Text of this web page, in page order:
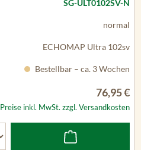
SG-ULT0102SV-N
normal
ECHOMAP Ultra 102sv
Bestellbar – ca. 3 Wochen
76,95 €
Preise inkl. MwSt. zzgl. Versandkosten